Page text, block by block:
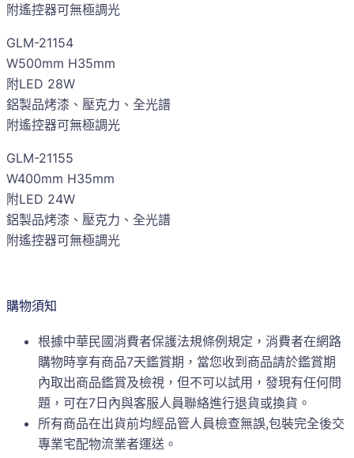
附遙控器可無極調光
GLM-21154
W500mm H35mm
附LED 28W
鋁製品烤漆、壓克力、全光譜
附遙控器可無極調光
GLM-21155
W400mm H35mm
附LED 24W
鋁製品烤漆、壓克力、全光譜
附遙控器可無極調光
購物須知
根據中華民國消費者保護法規條例規定，消費者在網路
購物時享有商品7天鑑賞期，當您收到商品請於鑑賞期
內取出商品鑑賞及檢視，但不可以試用，發現有任何問
題，可在7日內與客服人員聯絡進行退貨或換貨。
所有商品在出貨前均經品管人員檢查無誤,包裝完全後交
專業宅配物流業者運送。